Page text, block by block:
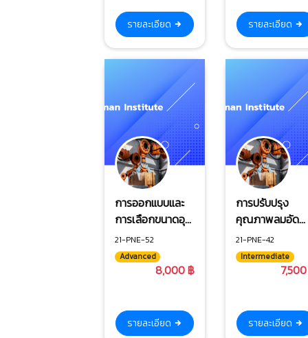
รายละเอียด รายละเอียด
การออกแบบและ
การเลือกขนาดอุ
ปกรณ์นิวแมติก
21-PNE-52
Advanced
8,000 ฿
รายละเอียด
การปรับปรุง
คุณภาพลมอัด
อย่างมีประสิทธิ
21-PNE-42
Intermediate
รายละเอียด